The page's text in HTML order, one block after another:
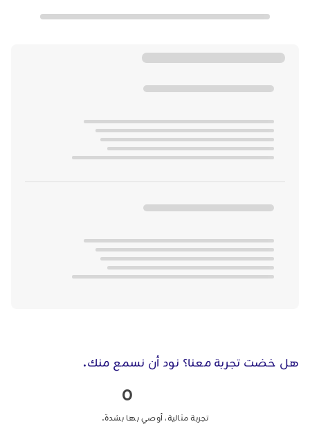
هل خضت تجربة معنا؟ نود أن نسمع منك.
0
تجربة مثالية، أوصي بها بشدة.